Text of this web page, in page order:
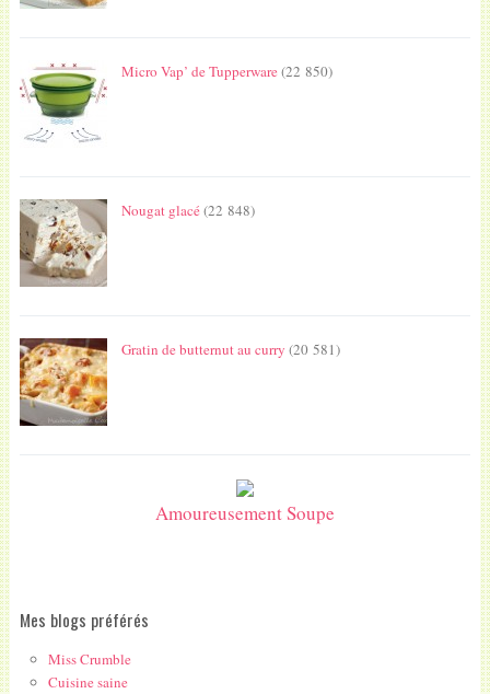
Micro Vap’ de Tupperware(22 850)
Nougat glacé(22 848)
Gratin de butternut au curry (20 581)
Amoureusement Soupe
Mes blogs préférés
Miss Crumble
Cuisine saine